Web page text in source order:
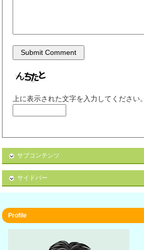
上に表示された文字を入力してください。
サブコンテンツ
サイドバー
Profile